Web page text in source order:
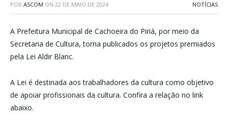
POR ASCOM ON 22 DE MAIO DE 2024 NOTÍCIAS
A Prefeitura Municipal de Cachoeira do Piriá, por meio da
Secretaria de Cultura, torna publicados os projetos premiados
pela Lei Aldir Blanc.
A Lei é destinada aos trabalhadores da cultura como objetivo
de apoiar profissionais da cultura. Confira a relação no link
abaixo.